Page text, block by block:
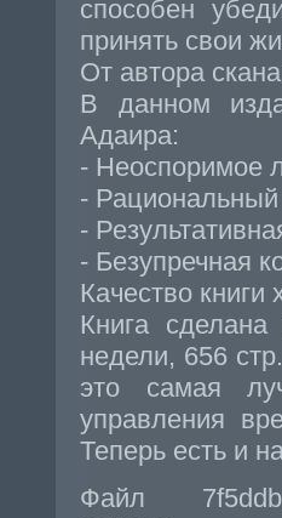
способен
принять свои
От автора
В данном
Адаира:
- Неоспоримое
-
-
- Безупречная
Качество
Книга
недели, 656
это самая
управления
Теперь есть и
Файл